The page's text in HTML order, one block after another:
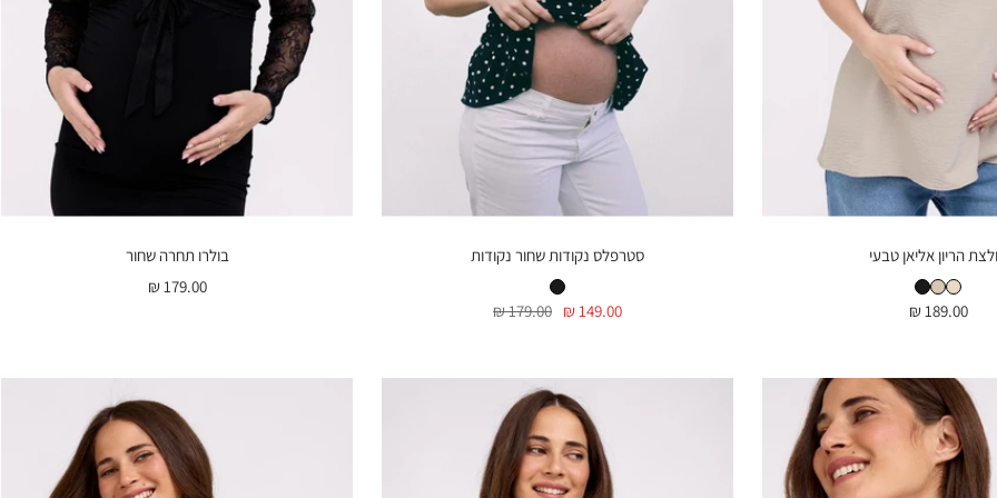
הריון אליאן טבעי
חולצת הריון אליאן טבעי
חולצת הריון אליאן חומהחולצת הריון אליאן שחור
מחיר
189.00 ₪
סטרפלס נקודות שחור נקודות
סטרפלס נקודות שחור נקודות
מחיר
149.00 ₪
מחיר
179.00 ₪
בולרו תחרה שחור
מחיר
179.00 ₪